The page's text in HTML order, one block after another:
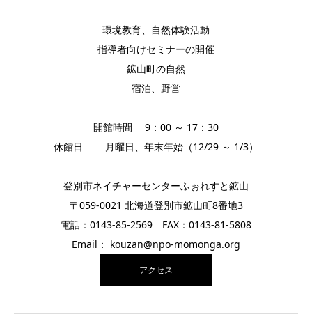
環境教育、自然体験活動
指導者向けセミナーの開催
鉱山町の自然
宿泊、野営
開館時間 9：00 ～ 17：30
休館日 月曜日、年末年始（12/29 ～ 1/3）
登別市ネイチャーセンターふぉれすと鉱山
〒059-0021 北海道登別市鉱山町8番地3
電話：0143-85-2569 FAX：0143-81-5808
Email： kouzan@npo-momonga.org
アクセス